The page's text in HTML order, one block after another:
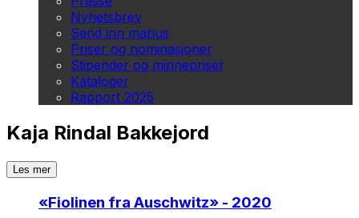
Nyhetsbrev
Send inn manus
Priser og nominasjoner
Stipender og minnepriser
Kataloger
Rapport 2025
Kaja Rindal Bakkejord
Les mer
«Fiolinen fra Auschwitz» - 2020